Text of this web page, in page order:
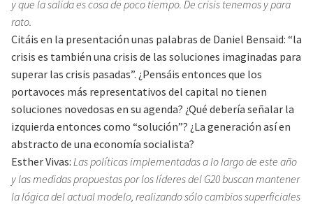
y que la salida es cosa de poco tiempo. De crisis tenemos y para
rato.
Citáis en la presentación unas palabras de Daniel Bensaid: “la
crisis es también una crisis de las soluciones imaginadas para
superar las crisis pasadas”. ¿Pensáis entonces que los
portavoces más representativos del capital no tienen
soluciones novedosas en su agenda? ¿Qué debería señalar la
izquierda entonces como “solución”? ¿La generación así en
abstracto de una economía socialista?
Esther Vivas: Las políticas implementadas a lo largo de este año
y las medidas propuestas por los líderes del G20 buscan mantener
la lógica del actual modelo, realizando sólo cambios superficiales